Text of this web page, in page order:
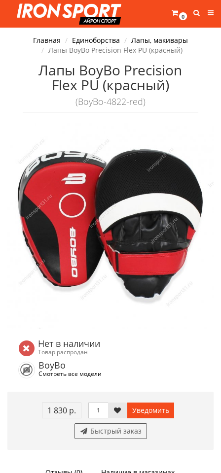
0
Главная Единоборства
Лапы, макивары
Лапы BoyBo Precision Flex PU (красный)
Лапы BoyBo Precision
Flex PU (красный)
(BoyBo-4822-red)
Нет в наличии
Товар распродан
BoyBo
Смотреть все модели
1 830 р. Уведомить
Быстрый заказ